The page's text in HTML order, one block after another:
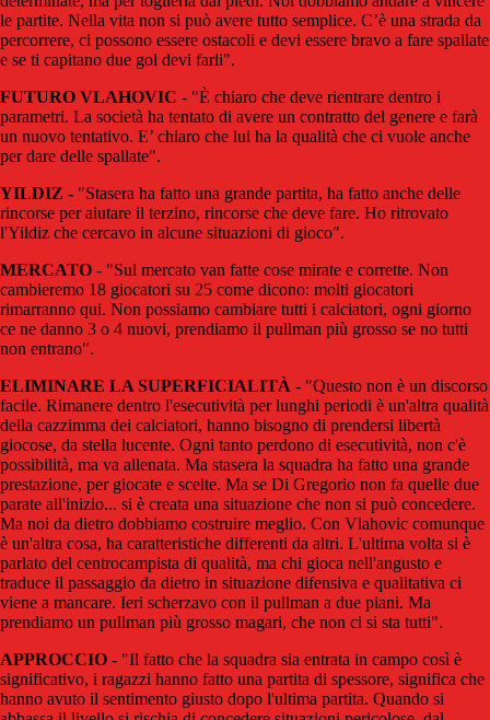
le partite. Nella vita non si può avere tutto semplice. C’è una strada da
percorrere, ci possono essere ostacoli e devi essere bravo a fare spallate
e se ti capitano due gol devi farli".
FUTURO VLAHOVIC - "È chiaro che deve rientrare dentro i
parametri. La società ha tentato di avere un contratto del genere e farà
un nuovo tentativo. E’ chiaro che lui ha la qualità che ci vuole anche
per dare delle spallate".
YILDIZ - "Stasera ha fatto una grande partita, ha fatto anche delle
rincorse per aiutare il terzino, rincorse che deve fare. Ho ritrovato
l'Yildiz che cercavo in alcune situazioni di gioco".
MERCATO - "Sul mercato van fatte cose mirate e corrette. Non
cambieremo 18 giocatori su 25 come dicono: molti giocatori
rimarranno qui. Non possiamo cambiare tutti i calciatori, ogni giorno
ce ne danno 3 o 4 nuovi, prendiamo il pullman più grosso se no tutti
non entrano".
ELIMINARE LA SUPERFICIALITÀ - "Questo non è un discorso
facile. Rimanere dentro l'esecutività per lunghi periodi è un'altra qualità
della cazzimma dei calciatori, hanno bisogno di prendersi libertà
giocose, da stella lucente. Ogni tanto perdono di esecutività, non c'è
possibilità, ma va allenata. Ma stasera la squadra ha fatto una grande
prestazione, per giocate e scelte. Ma se Di Gregorio non fa quelle due
parate all'inizio... si è creata una situazione che non si può concedere.
Ma noi da dietro dobbiamo costruire meglio. Con Vlahovic comunque
è un'altra cosa, ha caratteristiche differenti da altri. L'ultima volta si è
parlato del centrocampista di qualità, ma chi gioca nell'angusto e
traduce il passaggio da dietro in situazione difensiva e qualitativa ci
viene a mancare. Ieri scherzavo con il pullman a due piani. Ma
prendiamo un pullman più grosso magari, che non ci si sta tutti".
APPROCCIO - "Il fatto che la squadra sia entrata in campo così è
significativo, i ragazzi hanno fatto una partita di spessore, significa che
hanno avuto il sentimento giusto dopo l'ultima partita. Quando si